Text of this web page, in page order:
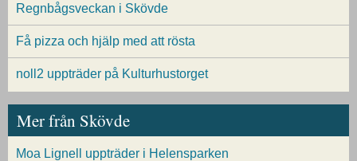
Regnbågsveckan i Skövde
Få pizza och hjälp med att rösta
noll2 uppträder på Kulturhustorget
Mer från Skövde
Moa Lignell uppträder i Helensparken